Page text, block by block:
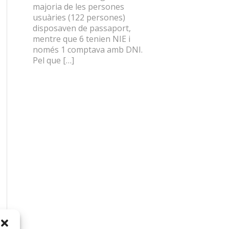
majoria de les persones
usuàries (122 persones)
disposaven de passaport,
mentre que 6 tenien NIE i
només 1 comptava amb DNI.
Pel que […]